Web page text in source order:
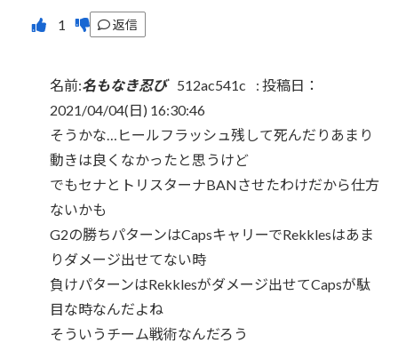
返信
名前:名もなき忍び 512ac541c : 投稿日：
2021/04/04(日) 16:30:46
そうかな…ヒールフラッシュ残して死んだりあまり
動きは良くなかったと思うけど
でもセナとトリスターナBANさせたわけだから仕方
ないかも
G2の勝ちパターンはCapsキャリーでRekklesはあま
りダメージ出せてない時
負けパターンはRekklesがダメージ出せてCapsが駄
目な時なんだよね
そういうチーム戦術なんだろう